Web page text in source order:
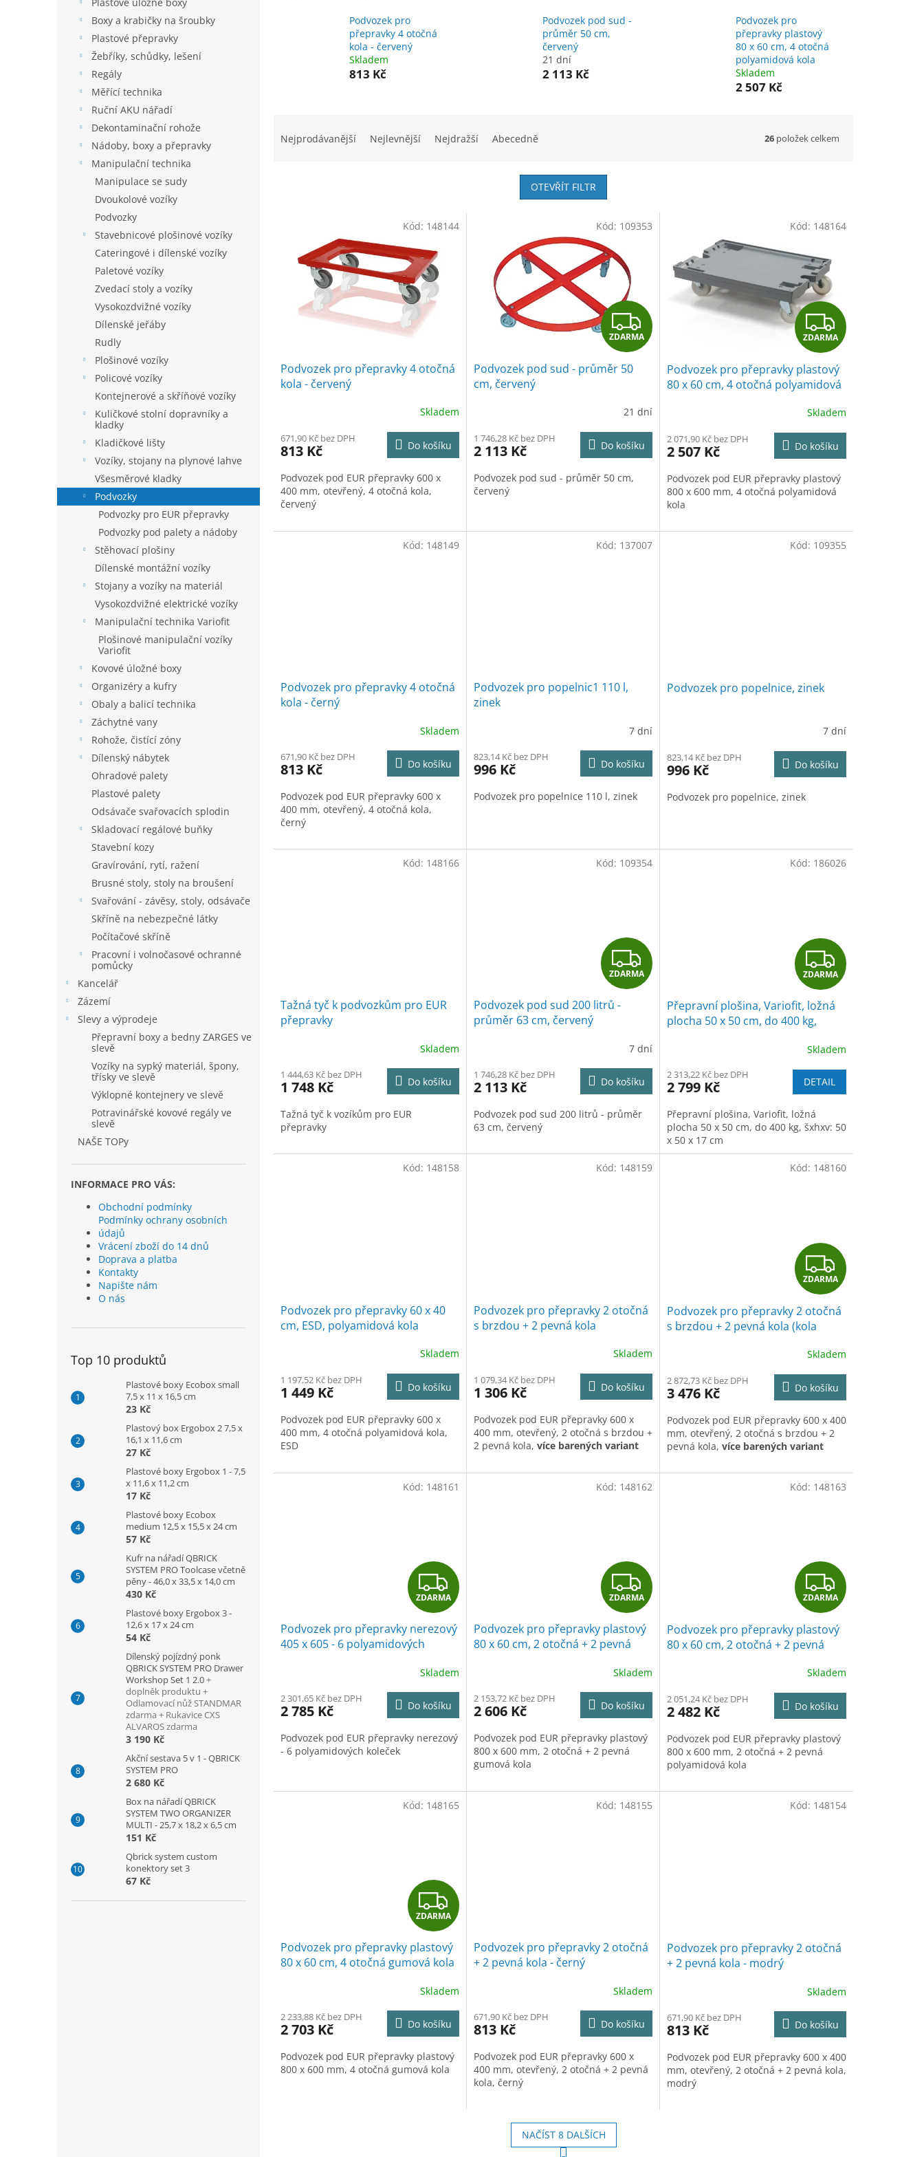
Boxy a krabičky na šroubky
Plastové přepravky
Žebříky, schůdky, lešení
Regály
Měřící technika
Ruční AKU nářadí
Dekontaminační rohože
Nádoby, boxy a přepravky
Manipulační technika
Manipulace se sudy
Dvoukolové vozíky
Podvozky
Stavebnicové plošinové vozíky
Cateringové i dílenské vozíky
Paletové vozíky
Zvedací stoly a vozíky
Vysokozdvižné vozíky
Dílenské jeřáby
Rudly
Plošinové vozíky
Policové vozíky
Kontejnerové a skříňové vozíky
Kuličkové stolní dopravníky a
kladky
Kladičkové lišty
Vozíky, stojany na plynové lahve
Všesměrové kladky
Podvozky
Podvozky pro EUR přepravky
Podvozky pod palety a nádoby
Stěhovací plošiny
Dílenské montážní vozíky
Stojany a vozíky na materiál
Vysokozdvižné elektrické vozíky
Manipulační technika Variofit
Plošinové manipulační vozíky
Variofit
Kovové úložné boxy
Organizéry a kufry
Obaly a balicí technika
Záchytné vany
Rohože, čistící zóny
Dílenský nábytek
Ohradové palety
Plastové palety
Odsávače svařovacích splodin
Skladovací regálové buňky
Stavební kozy
Gravírování, rytí, ražení
Brusné stoly, stoly na broušení
Svařování - závěsy, stoly, odsávače
Skříně na nebezpečné látky
Počítačové skříně
Pracovní i volnočasové ochranné
pomůcky
Kancelář
Zázemí
Slevy a výprodeje
Přepravní boxy a bedny ZARGES ve
slevě
Vozíky na sypký materiál, špony,
třísky ve slevě
Výklopné kontejnery ve slevě
Potravinářské kovové regály ve
slevě
NAŠE TOPy
INFORMACE PRO VÁS:
Obchodní podmínky
Podmínky ochrany osobních
údajů
Vrácení zboží do 14 dnů
Doprava a platba
Kontakty
Napište nám
O nás
Top 10 produktů
Plastové boxy Ecobox small
7,5 x 11 x 16,5 cm
23 Kč
Plastový box Ergobox 2 7,5 x
16,1 x 11,6 cm
27 Kč
Plastové boxy Ergobox 1 - 7,5
x 11,6 x 11,2 cm
17 Kč
Plastové boxy Ecobox
medium 12,5 x 15,5 x 24 cm
57 Kč
Kufr na nářadí QBRICK
SYSTEM PRO Toolcase včetně
pěny - 46,0 x 33,5 x 14,0 cm
430 Kč
Plastové boxy Ergobox 3 -
12,6 x 17 x 24 cm
54 Kč
Dílenský pojízdný ponk
QBRICK SYSTEM PRO Drawer
Workshop Set 1 2.0+
doplněk produktu +
Odlamovací nůž STANDMAR
zdarma + Rukavice CXS
ALVAROS zdarma
3 190 Kč
Akční sestava 5 v 1 - QBRICK
SYSTEM PRO
2 680 Kč
Box na nářadí QBRICK
SYSTEM TWO ORGANIZER
MULTI - 25,7 x 18,2 x 6,5 cm
151 Kč
Qbrick system custom
konektory set 3
67 Kč
Podvozek pro
přepravky 4 otočná
kola - červený
Skladem
813 Kč
Podvozek pod sud -
průměr 50 cm,
červený
21 dní
2 113 Kč
Podvozek pro
přepravky plastový
80 x 60 cm, 4 otočná
polyamidová kola
Skladem
2 507 Kč
Nejprodávanější Nejlevnější Nejdražší Abecedně 26 položek celkem
OTEVŘÍT FILTR
Podvozek pro přepravky 4 otočná
kola - červený
Skladem
671,90 Kč bez DPH
813 Kč Do košíku
Podvozek pod EUR přepravky 600 x
400 mm, otevřený, 4 otočná kola,
červený
Kód: 148144
Z
D
R
M
A
ZDARMA
Podvozek pod sud - průměr 50
cm, červený
21 dní
1 746,28 Kč bez DPH
2 113 Kč Do košíku
Podvozek pod sud - průměr 50 cm,
červený
Kód: 109353
Z
D
A
R
M
A
ZDARMA
Podvozek pro přepravky plastový
80 x 60 cm, 4 otočná polyamidová
Skladem
2 071,90 Kč bez DPH
2 507 Kč Do košíku
Podvozek pod EUR přepravky plastový
800 x 600 mm, 4 otočná polyamidová
kola
Kód: 148164
Podvozek pro přepravky 4 otočná
kola - černý
Skladem
671,90 Kč bez DPH
813 Kč Do košíku
Podvozek pod EUR přepravky 600 x
400 mm, otevřený, 4 otočná kola,
černý
Kód: 148149
Podvozek pro popelnic1 110 l,
zinek
7 dní
823,14 Kč bez DPH
996 Kč Do košíku
Podvozek pro popelnice 110 l, zinek
Kód: 137007
Podvozek pro popelnice, zinek
7 dní
823,14 Kč bez DPH
996 Kč Do košíku
Podvozek pro popelnice, zinek
Kód: 109355
Tažná tyč k podvozkům pro EUR
přepravky
Skladem
1 444,63 Kč bez DPH
1 748 Kč Do košíku
Tažná tyč k vozíkům pro EUR
přepravky
Kód: 148166
Z
D
R
M
A
ZDARMA
Podvozek pod sud 200 litrů -
průměr 63 cm, červený
7 dní
1 746,28 Kč bez DPH
2 113 Kč Do košíku
Podvozek pod sud 200 litrů - průměr
63 cm, červený
Kód: 109354
Z
D
A
R
M
A
ZDARMA
Přepravní plošina, Variofit, ložná
plocha 50 x 50 cm, do 400 kg,
Skladem
2 313,22 Kč bez DPH
2 799 Kč DETAIL
Přepravní plošina, Variofit, ložná
plocha 50 x 50 cm, do 400 kg, šxhxv: 50
x 50 x 17 cm
Kód: 186026
Podvozek pro přepravky 60 x 40
cm, ESD, polyamidová kola
Skladem
1 197,52 Kč bez DPH
1 449 Kč Do košíku
Podvozek pod EUR přepravky 600 x
400 mm, 4 otočná polyamidová kola,
ESD
Kód: 148158
Podvozek pro přepravky 2 otočná
s brzdou + 2 pevná kola
Skladem
1 079,34 Kč bez DPH
1 306 Kč Do košíku
Podvozek pod EUR přepravky 600 x
400 mm, otevřený, 2 otočná s brzdou +
2 pevná kola, více barených variant
Kód: 148159
Z
D
A
R
M
A
ZDARMA
Podvozek pro přepravky 2 otočná
s brzdou + 2 pevná kola (kola
Skladem
2 872,73 Kč bez DPH
3 476 Kč Do košíku
Podvozek pod EUR přepravky 600 x 400
mm, otevřený, 2 otočná s brzdou + 2
pevná kola, více barených variant
Kód: 148160
Z
D
A
R
M
A
ZDARMA
Podvozek pro přepravky nerezový
405 x 605 - 6 polyamidových
Skladem
2 301,65 Kč bez DPH
2 785 Kč Do košíku
Podvozek pod EUR přepravky nerezový
- 6 polyamidových koleček
Kód: 148161
Z
D
A
R
M
A
ZDARMA
Podvozek pro přepravky plastový
80 x 60 cm, 2 otočná + 2 pevná
Skladem
2 153,72 Kč bez DPH
2 606 Kč Do košíku
Podvozek pod EUR přepravky plastový
800 x 600 mm, 2 otočná + 2 pevná
gumová kola
Kód: 148162
Z
D
A
R
M
A
ZDARMA
Podvozek pro přepravky plastový
80 x 60 cm, 2 otočná + 2 pevná
Skladem
2 051,24 Kč bez DPH
2 482 Kč Do košíku
Podvozek pod EUR přepravky plastový
800 x 600 mm, 2 otočná + 2 pevná
polyamidová kola
Kód: 148163
Z
D
A
R
M
A
ZDARMA
Podvozek pro přepravky plastový
80 x 60 cm, 4 otočná gumová kola
Skladem
2 233,88 Kč bez DPH
2 703 Kč Do košíku
Podvozek pod EUR přepravky plastový
800 x 600 mm, 4 otočná gumová kola
Kód: 148165
Podvozek pro přepravky 2 otočná
+ 2 pevná kola - černý
Skladem
671,90 Kč bez DPH
813 Kč Do košíku
Podvozek pod EUR přepravky 600 x
400 mm, otevřený, 2 otočná + 2 pevná
kola, černý
Kód: 148155
Podvozek pro přepravky 2 otočná
+ 2 pevná kola - modrý
Skladem
671,90 Kč bez DPH
813 Kč Do košíku
Podvozek pod EUR přepravky 600 x 400
mm, otevřený, 2 otočná + 2 pevná kola,
modrý
Kód: 148154
NAČÍST 8 DALŠÍCH
S